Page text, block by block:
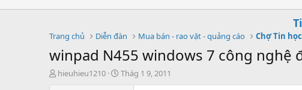
Trang chủ Diễn đàn Mua bán - rao vặt - quảng cáo Chợ Tin học
winpad N455 windows 7 công nghệ
T
hieuhieu1210
S
Thág 1 9, 2011